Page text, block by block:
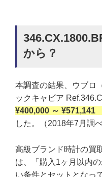
から？
本調査の結果、ウブロ
ックキャビア
¥400,000 ～ ¥571,141
した。（2018年7月調べ
高級ブランド時計の買
は、「購入1ヶ月以内
い条件とセットとなっ